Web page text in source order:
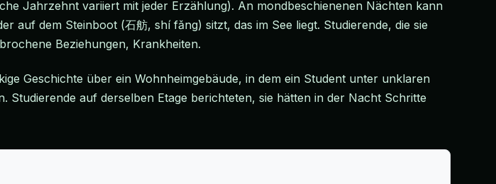
Jahrzehnt variiert mit jeder Erzählung). An mondbeschienenen Nächten kann
auf dem Steinboot (石舫, shí fǎng) sitzt, das im See liegt. Studierende, die sie
Beziehungen, Krankheiten.
Geschichte über ein Wohnheimgebäude, in dem ein Student unter unklaren
auf derselben Etage berichteten, sie hätten in der Nacht Schritte